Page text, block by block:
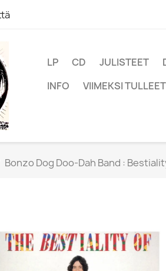
LP CD JULISTEET
INFO
VIIMEKSI TULLEET
Bonzo Dog Doo-Dah Band :